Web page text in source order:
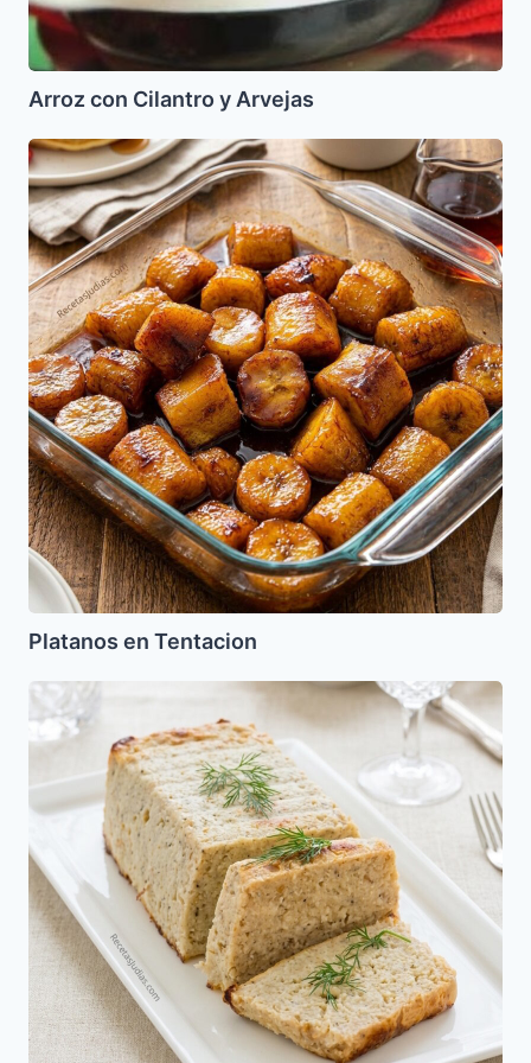
Arroz con Cilantro y Arvejas
Platanos
en
Tentacion
Platanos en Tentacion
Klops
de
Pescado